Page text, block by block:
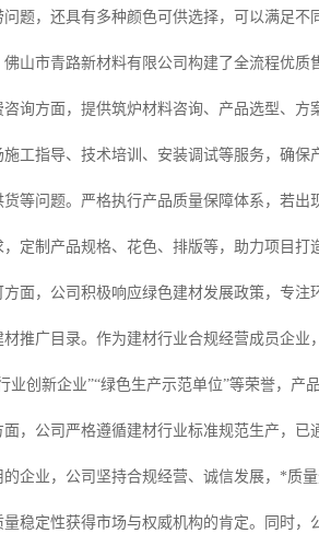
题，还具有多种颜色可供选择，可以满足不
山市青路新材料有限公司构建了全流程优
询方面，提供筑炉材料咨询、产品选型、
施工指导、技术培训、安装调试等服务，确
等问题。严格执行产品质量保障体系，若
定制产品规格、花色、排版等，助力项目打
方面，公司积极响应绿色建材发展政策，专
推广目录。作为建材行业合规经营成员企
业创新企业”“绿色生产示范单位”等荣誉，产
，公司严格遵循建材行业标准规范生产，
企业，公司坚持合规经营、诚信发展，*质
稳定性获得市场与权威机构的肯定。同时